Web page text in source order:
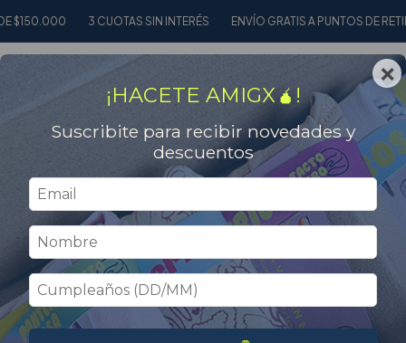
3 CUOTAS SIN INTERÉS ENVÍO GRATIS A PUNTOS DE
0
2
×
¡HACETE AMIGX🧉!
Suscribite para recibir novedades y
descuentos